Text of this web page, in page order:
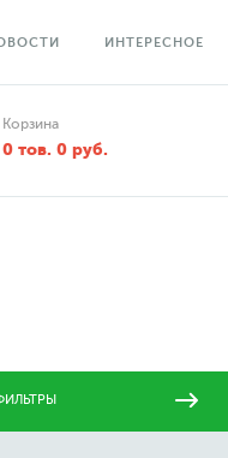
ИНТЕРЕСНОЕ
Корзина
0 тов. 0руб.